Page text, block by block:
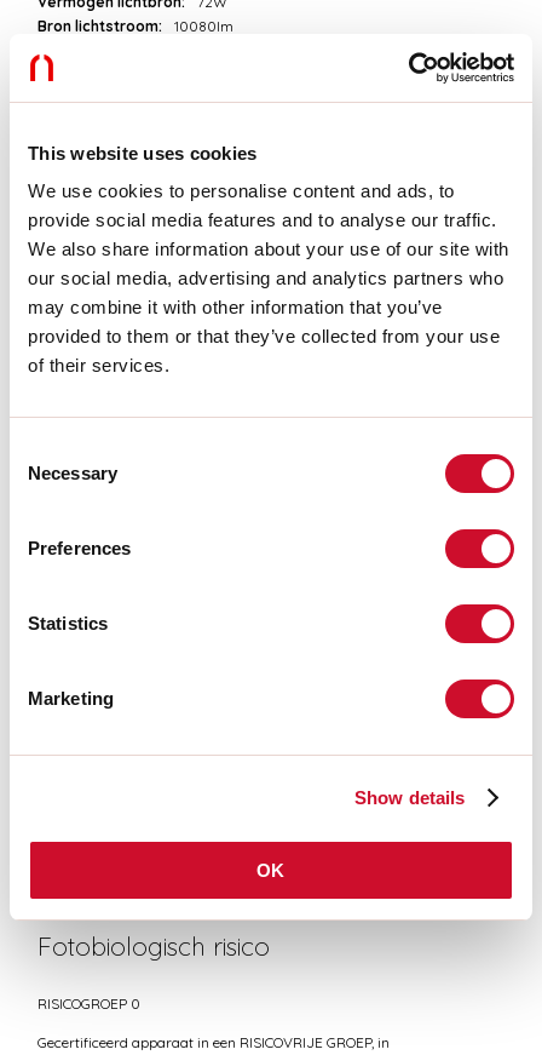
This website uses cookies
We use cookies to personalise content and ads, to
provide social media features and to analyse our traffic.
We also share information about your use of our site with
our social media, advertising and analytics partners who
may combine it with other information that you’ve
provided to them or that they’ve collected from your use
of their services.
Selection
Necessary
Preferences
Statistics
Marketing
Show details
OK
Bron lichtstroom:
10080lm
Tolerantie kleur:
3 Step MacAdam
Download
UITTREKSEL CATALOGUS
CERTIFICATIES CE
TECHNISCHE FICHE
CEI EN 60598-1:2021 + A11:2023, CEI EN 60598-2-1:2022
Fotobiologisch risico
RISICOGROEP 0
Gecertificeerd apparaat in een RISICOVRIJE GROEP, in